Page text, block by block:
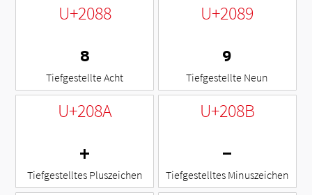
U+2088
₈
Tiefgestellte Acht
U+2089
₉
Tiefgestellte Neun
U+208A
₊
Tiefgestelltes Pluszeichen
U+208B
₋
Tiefgestelltes Minuszeichen